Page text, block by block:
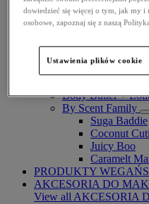
Fat Cheeks
BODY
Body Butter +
By Scent Family
Suga Baddie
Coconut
Juicy Boo
Caramelt
PRODUKTY
AKCESORIA DO
View all AKCESORIA
dowiedzieć się więcej o tym, jak my i
osobowe, zapoznaj się z naszą
Ustawienia plików cookie